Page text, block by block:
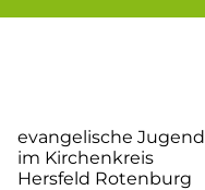
evangelische Jugend
im Kirchenkreis
Hersfeld Rotenburg